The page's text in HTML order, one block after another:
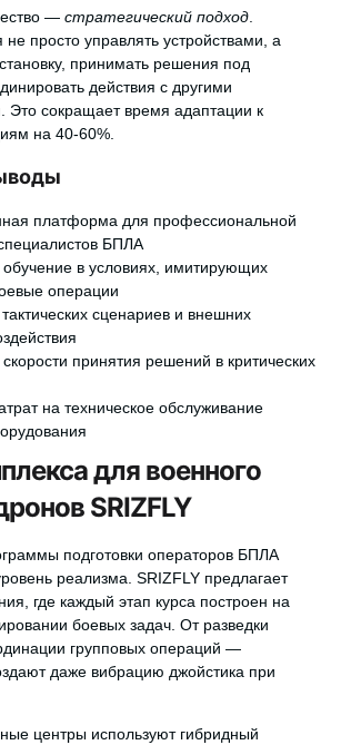
—стратегический подход.
просто управлять устройствами, а
принимать решения под
действия с другими
Это сокращает время адаптации к
на 40-60%.
платформа для профессиональной
БПЛА
обучение в условиях, имитирующих
операции
сценариев и внешних
принятия решений в критических
на техническое обслуживание
для военного
SRIZFLY
подготовки операторов БПЛА
реализма.SRIZFLY предлагает
, где каждый этап курса построен на
боевых задач. От разведки
групповых операций —
даже вибрацию джойстика при
центры используют гибридный